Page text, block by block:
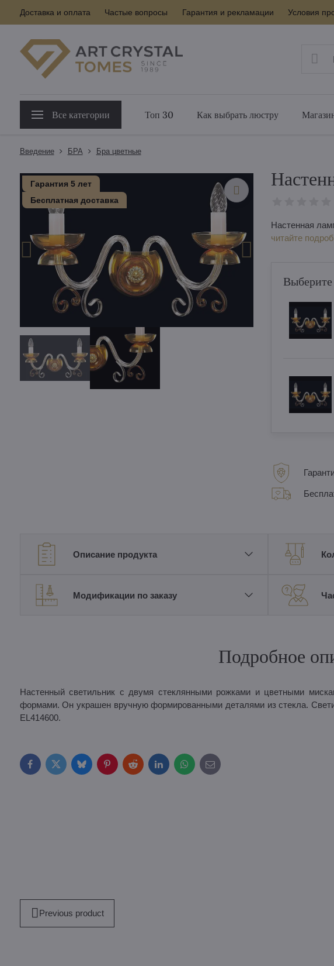
Доставка и оплата Частые вопросы Гарантия и рекламации Условия
Все категории Топ 30 Как выбрать люстру
Введение БPA Бра цветные
Гарантия 5 лет
Бесплатная доставка
Настенная
читайте
Выберите
Описание продукта
Модификации по заказу
Подробное
Настенный светильник с двумя стеклянными рожками и цветными
формами. Он украшен вручную формированными деталями из стекла.
EL414600.
FacebookTwitterBlueskyPinterestRedditLinkedInWhatsApp
E-
mail
Previous product